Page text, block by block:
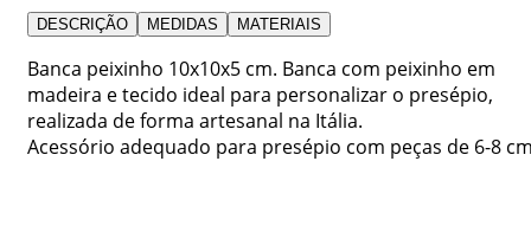
DESCRIÇÃO MEDIDAS MATERIAIS
Banca peixinho 10x10x5 cm. Banca com peixinho em
madeira e tecido ideal para personalizar o presépio,
realizada de forma artesanal na Itália.
Acessório adequado para presépio com peças de 6-8